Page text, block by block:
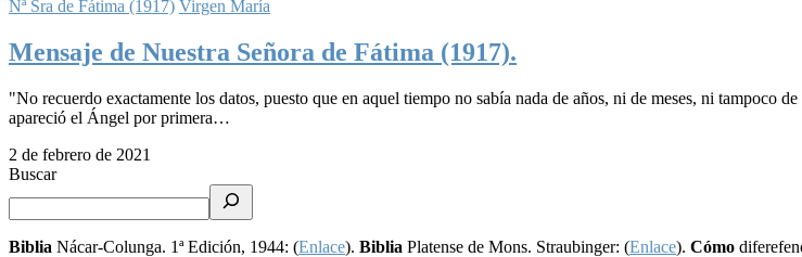
Nª Sra de Fátima (1917) Virgen María
Mensaje de Nuestra Señora de Fátima (1917).
"No recuerdo exactamente los datos, puesto que en aquel tiempo no sabía nada de años, ni de meses, ni tampoco
apareció el Ángel por primera…
2 de febrero de 2021
Buscar
Biblia Nácar-Colunga. 1ª Edición, 1944: (Enlace). Biblia Platense de Mons. Straubinger: (Enlace). Cómo